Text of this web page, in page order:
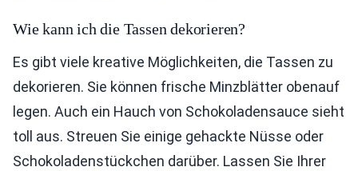
Wie kann ich die Tassen dekorieren?
Es gibt viele kreative Möglichkeiten, die Tassen zu
dekorieren. Sie können frische Minzblätter obenauf
legen. Auch ein Hauch von Schokoladensauce sieht
toll aus. Streuen Sie einige gehackte Nüsse oder
Schokoladenstückchen darüber. Lassen Sie Ihrer